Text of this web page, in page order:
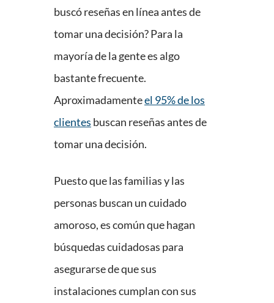
buscó reseñas en línea antes de
tomar una decisión? Para la
mayoría de la gente es algo
bastante frecuente.
Aproximadamenteel 95% de los
clientes buscan reseñas antes de
tomar una decisión.
Puesto que las familias y las
personas buscan un cuidado
amoroso, es común que hagan
búsquedas cuidadosas para
asegurarse de que sus
instalaciones cumplan con sus